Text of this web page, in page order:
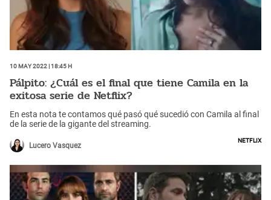
10 May 2022 | 18:45 h
Pálpito: ¿Cuál es el final que tiene Camila en la
exitosa serie de Netflix?
En esta nota te contamos qué pasó qué sucedió con Camila al final
de la serie de la gigante del streaming.
Lucero Vasquez
Netflix